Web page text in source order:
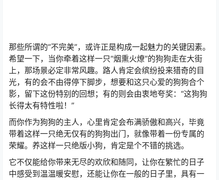
那些所谓的“不完美”，或许正是构成一起魅力的关键因素。
希望一下，当你牵着这样一只“烟熏火燎”的狗狗走在大街
上，那场景必定非常风趣。 路人肯定会缤纷投来猎奇的目
光，有的会不由得停下脚步，想要和这只心爱的狗狗合个
影，留下这份特别的回想；有的则会由衷地夸奖：“这狗狗
长得太有特性啦！”
而你作为狗狗的主人，心里肯定会布满骄傲和高兴，毕竟
带着这样一只绝无仅有的狗狗出门，就像带着一份专属的
荣耀。 养这样一只绝版小狗，肯定是个不错的挑选。
它不仅能给你带来无尽的欢欣和随同，让你在繁忙的日子
中感受到温温暖安慰，还能让你在一般的日子里，具有一